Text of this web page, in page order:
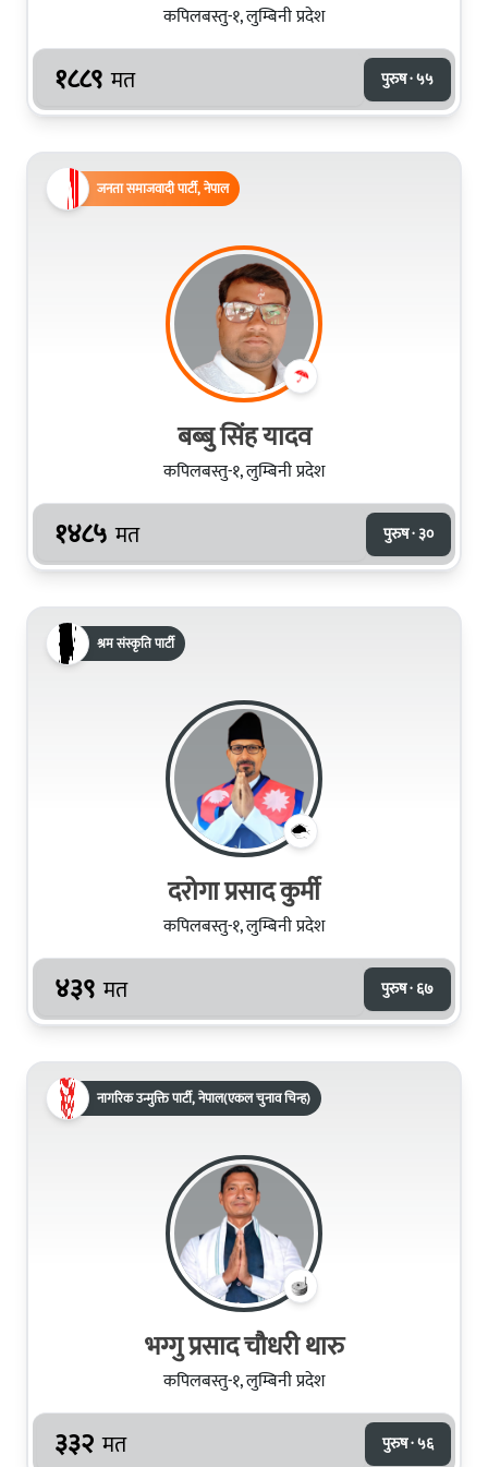
कपिलबस्तु-१, लुम्बिनी प्रदेश
१८८९ मत पुरुष · ५५
जनता समाजवादी पार्टी, नेपाल
बब्बु सिंह यादव
कपिलबस्तु-१, लुम्बिनी प्रदेश
१४८५ मत पुरुष · ३०
श्रम संस्कृति पार्टी
दरोगा प्रसाद कुर्मी
कपिलबस्तु-१, लुम्बिनी प्रदेश
४३९ मत पुरुष · ६७
नागरिक उन्मुक्ति पार्टी, नेपाल(एकल चुनाव चिन्ह)
भग्गु प्रसाद चौधरी थारु
कपिलबस्तु-१, लुम्बिनी प्रदेश
३३२ मत पुरुष · ५६